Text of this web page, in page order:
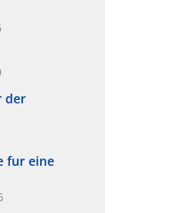
der
fur eine